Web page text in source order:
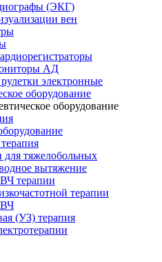
(ЭКГ)
вен
АД
электронные
оборудование
оборудование
тяжелобольных
вытяжение
терапии
терапии
(УЗ) терапия